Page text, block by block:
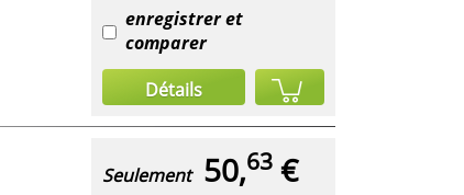
enregistrer et
comparer
Détails
Seulement 50,63 €